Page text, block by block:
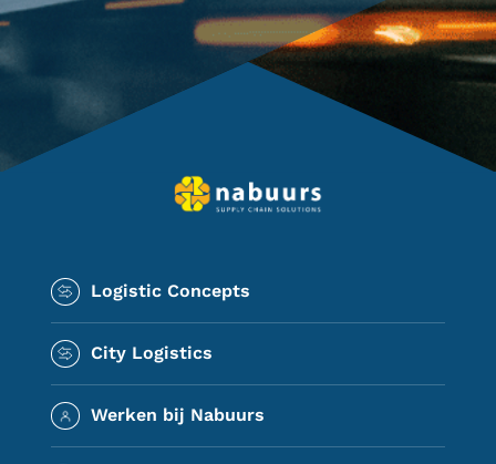
Logistic Concepts
City Logistics
Werken bij Nabuurs